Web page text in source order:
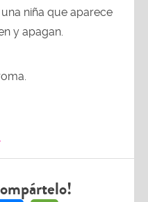
niña que aparece
y apagan.